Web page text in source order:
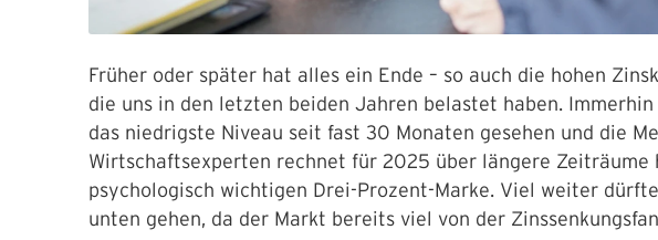
Früher oder später hat alles ein Ende – so auch die hohen
die uns in den letzten beiden Jahren belastet haben.
das niedrigste Niveau seit fast 30 Monaten gesehen und die
Wirtschaftsexperten rechnet für 2025 über längere
psychologisch wichtigen Drei-Prozent-Marke. Viel weiter
unten gehen, da der Markt bereits viel von der